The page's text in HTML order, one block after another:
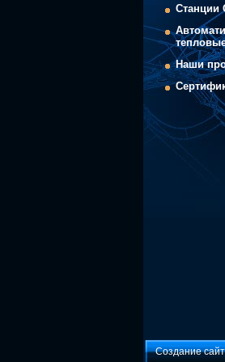
Cтанции
Наши
Создание